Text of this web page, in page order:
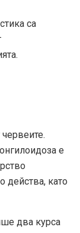
са
е
действа, като
два курса